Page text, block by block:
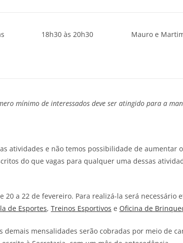
18h30 às 20h30 Mauro e
mínimo de interessados deve ser atingido para a
atividades e não temos possibilidade de aumentar
do que vagas para qualquer uma dessas
a 22 de fevereiro. Para realizá-la será necessário
de Esportes, Treinos Esportivos e Oficina de
demais mensalidades serão cobradas por meio de